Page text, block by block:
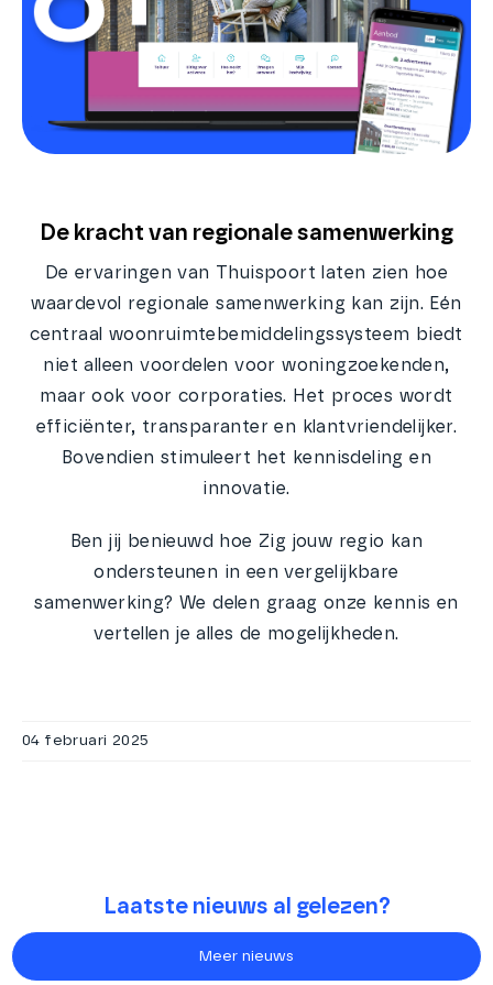
De kracht van regionale samenwerking
De ervaringen van Thuispoort laten zien hoe
waardevol regionale samenwerking kan zijn. Eén
centraal woonruimtebemiddelingssysteem biedt
niet alleen voordelen voor woningzoekenden,
maar ook voor corporaties. Het proces wordt
efficiënter, transparanter en klantvriendelijker.
Bovendien stimuleert het kennisdeling en
innovatie.
Ben jij benieuwd hoe Zig jouw regio kan
ondersteunen in een vergelijkbare
samenwerking? We delen graag onze kennis en
vertellen je alles de mogelijkheden.
04 februari 2025
Laatste nieuws al gelezen?
Meer nieuws